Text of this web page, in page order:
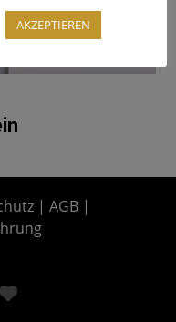
| AGB |
AKZEPTIEREN